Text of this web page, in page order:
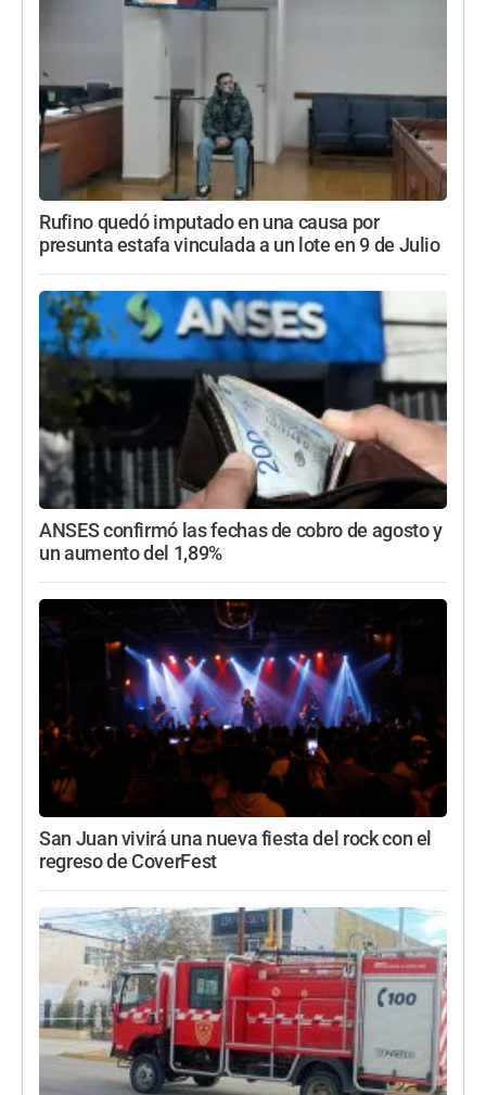
Rufino quedó imputado en una causa por
presunta estafa vinculada a un lote en 9 de Julio
ANSES confirmó las fechas de cobro de agosto y
un aumento del 1,89%
San Juan vivirá una nueva fiesta del rock con el
regreso de CoverFest